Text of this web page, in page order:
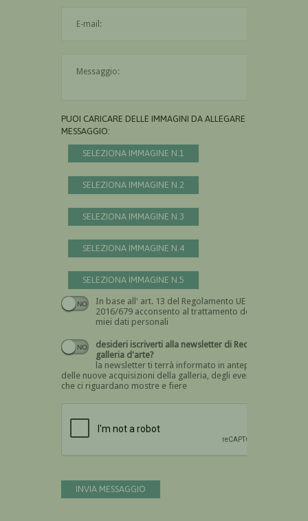
PUOI CARICARE DELLE IMMAGINI DA ALLEGARE AL
MESSAGGIO:
SELEZIONA IMMAGINE N.1
SELEZIONA IMMAGINE N.2
SELEZIONA IMMAGINE N.3
SELEZIONA IMMAGINE N.4
SELEZIONA IMMAGINE N.5
In base all' art. 13 del Regolamento UE n.
2016/679 acconsento al trattamento dei
miei dati personali
Devi dare il consenso
desideri iscriverti alla newsletter di Recta
galleria d'arte?
la newsletter ti terrà informato in anteprima
delle nuove acquisizioni della galleria, degli eventi
che ci riguardano mostre e fiere
INVIA MESSAGGIO